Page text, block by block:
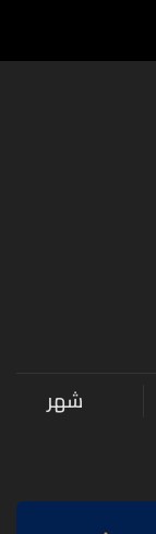
شهر